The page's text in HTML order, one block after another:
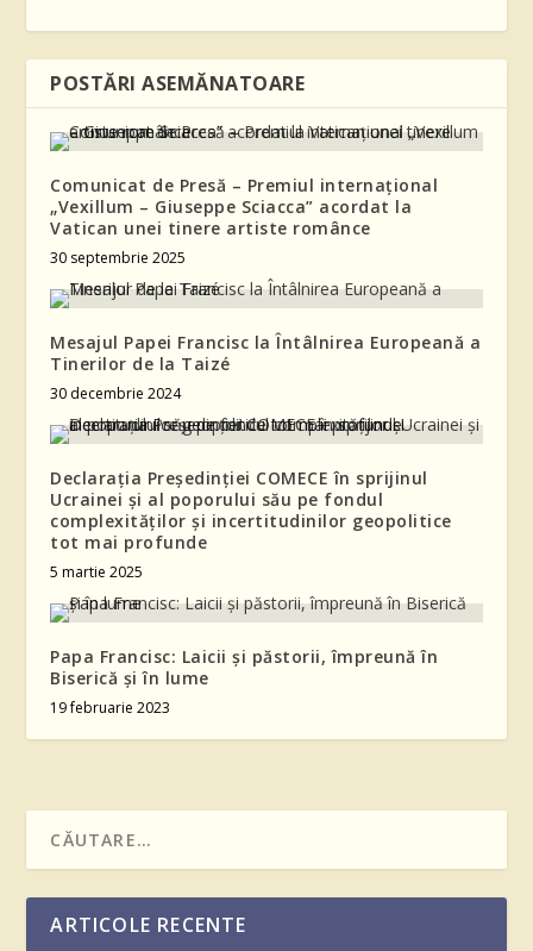
POSTĂRI ASEMĂNATOARE
Comunicat de Presă – Premiul internațional
„Vexillum – Giuseppe Sciacca” acordat la
Vatican unei tinere artiste românce
30 septembrie 2025
Mesajul Papei Francisc la Întâlnirea Europeană a
Tinerilor de la Taizé
30 decembrie 2024
Declarația Președinției COMECE în sprijinul
Ucrainei și al poporului său pe fondul
complexităților și incertitudinilor geopolitice
tot mai profunde
5 martie 2025
Papa Francisc: Laicii și păstorii, împreună în
Biserică și în lume
19 februarie 2023
ARTICOLE RECENTE